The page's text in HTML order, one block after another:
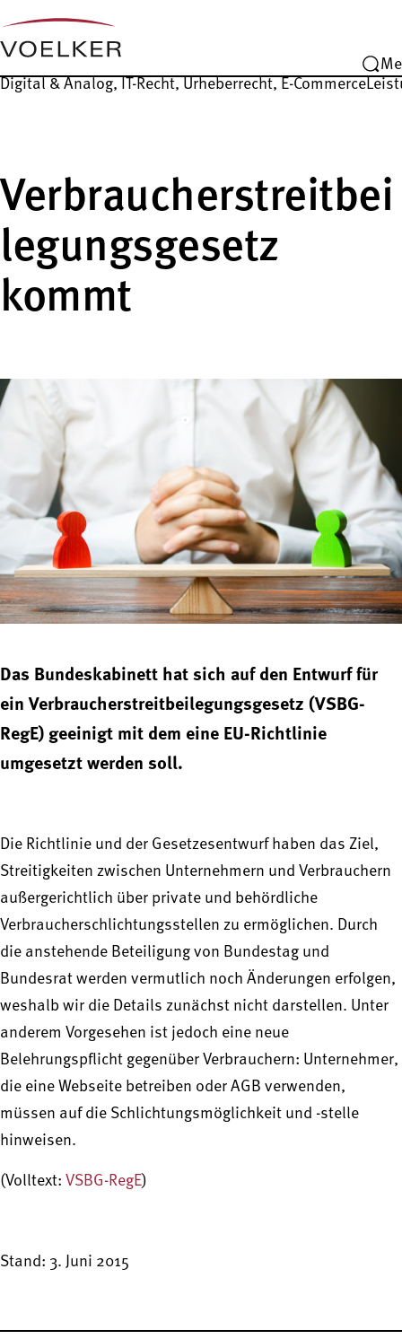
Digital & Analog, IT-Recht, Urheberrecht, E-Commerce
Verbraucherstreitbei
legungsgesetz
kommt
Das Bundeskabinett hat sich auf den Entwurf für
ein Verbraucherstreitbeilegungsgesetz (VSBG-
RegE) geeinigt mit dem eine EU-Richtlinie
umgesetzt werden soll.
Die Richtlinie und der Gesetzesentwurf haben das Ziel,
Streitigkeiten zwischen Unternehmern und Verbrauchern
außergerichtlich über private und behördliche
Verbraucherschlichtungsstellen zu ermöglichen. Durch
die anstehende Beteiligung von Bundestag und
Bundesrat werden vermutlich noch Änderungen erfolgen,
weshalb wir die Details zunächst nicht darstellen. Unter
anderem Vorgesehen ist jedoch eine neue
Belehrungspflicht gegenüber Verbrauchern: Unternehmer,
die eine Webseite betreiben oder AGB verwenden,
müssen auf die Schlichtungsmöglichkeit und -stelle
hinweisen.
(Volltext: VSBG-RegE)
Stand: 3. Juni 2015